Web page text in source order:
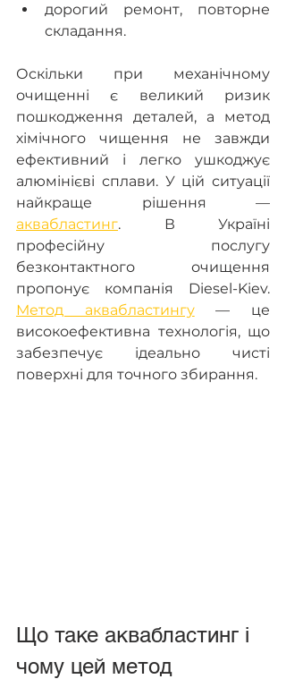
дорогий ремонт, повторне
складання.
Оскільки при механічному
очищенні є великий ризик
пошкодження деталей, а метод
хімічного чищення не завжди
ефективний і легко ушкоджує
алюмінієві сплави. У цій ситуації
аквабластинг. В Україні
професійну послугу
безконтактного очищення
Метод аквабластингу — це
високоефективна технологія, що
забезпечує ідеально чисті
поверхні для точного збирання.
Що таке аквабластинг і
чому цей метод